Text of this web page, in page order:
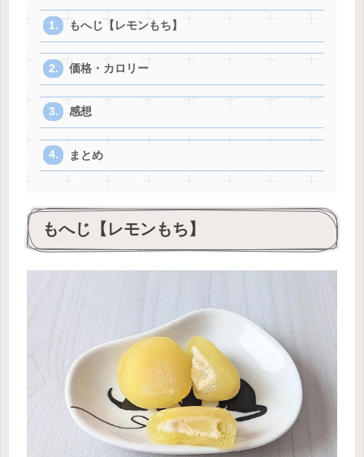
もへじ【レモンもち】
価格・カロリー
感想
まとめ
もへじ【レモンもち】